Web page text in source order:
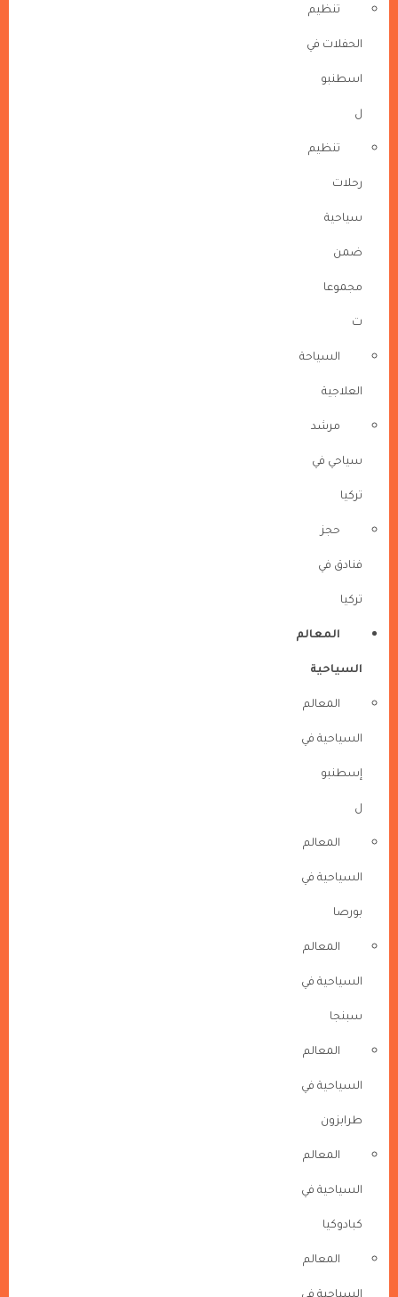
تنظيم
الحفلات في
اسطنبو
ل
تنظيم
رحلات
سياحية
ضمن
مجموعا
ت
السياحة
العلاجية
مرشد
سياحي في
تركيا
حجز
فنادق في
تركيا
المعالم
السياحية
المعالم
السياحية في
إسطنبو
ل
المعالم
السياحية في
بورصا
المعالم
السياحية في
سبنجا
المعالم
السياحية في
طرابزون
المعالم
السياحية في
كبادوكيا
المعالم